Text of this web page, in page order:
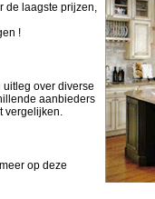
de laagste prijzen,
!
over diverse
aanbieders
vergelijken.
op deze